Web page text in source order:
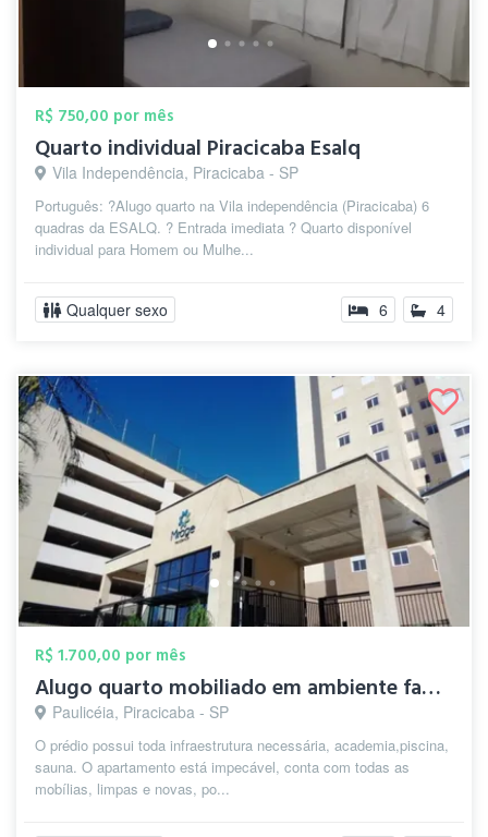
R$ 750,00 por mês
Quarto individual Piracicaba Esalq
Vila Independência, Piracicaba - SP
Português: ?Alugo quarto na Vila independência (Piracicaba) 6
quadras da ESALQ. ? Entrada imediata ? Quarto disponível
individual para Homem ou Mulhe...
Qualquer sexo 6 4
R$ 1.700,00 por mês
Alugo quarto mobiliado em ambiente famil...
Paulicéia, Piracicaba - SP
O prédio possui toda infraestrutura necessária, academia,piscina,
sauna. O apartamento está impecável, conta com todas as
mobílias, limpas e novas, po...